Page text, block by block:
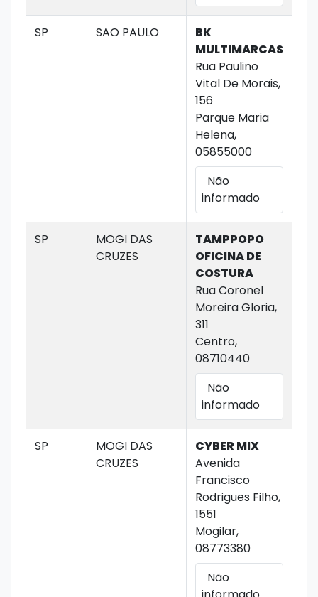
SP SAO PAULO
BK
MULTIMARCAS
Rua Paulino
Vital De Morais,
156
Parque Maria
Helena,
05855000
Não
informado
SP
MOGI DAS
CRUZES
TAMPPOPO
OFICINA DE
COSTURA
Rua Coronel
Moreira Gloria,
311
Centro,
08710440
Não
informado
SP
MOGI DAS
CRUZES
CYBER MIX
Avenida
Francisco
Rodrigues Filho,
1551
Mogilar,
08773380
Não